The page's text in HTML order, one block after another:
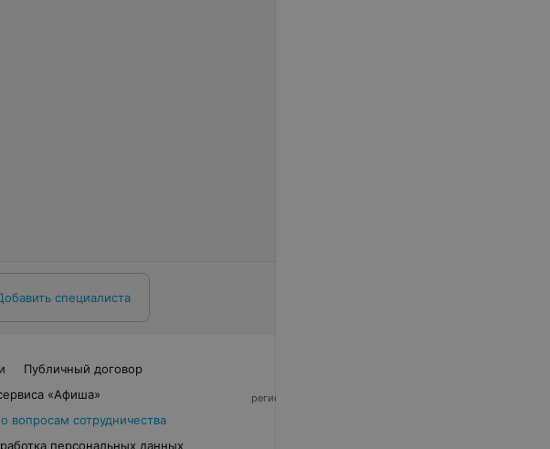
специалиста
Публичный договор
«Афиша»
вопросам сотрудничества
персональных данных
регистрирующий орган - Минский горисполком